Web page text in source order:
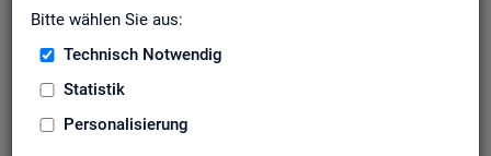
Bitte wählen Sie aus:
Technisch Notwendig
Statistik
Personalisierung
Un­ter­be­schäf­ti­gung
Wie viele Menschen suchen Arbeit oder haben